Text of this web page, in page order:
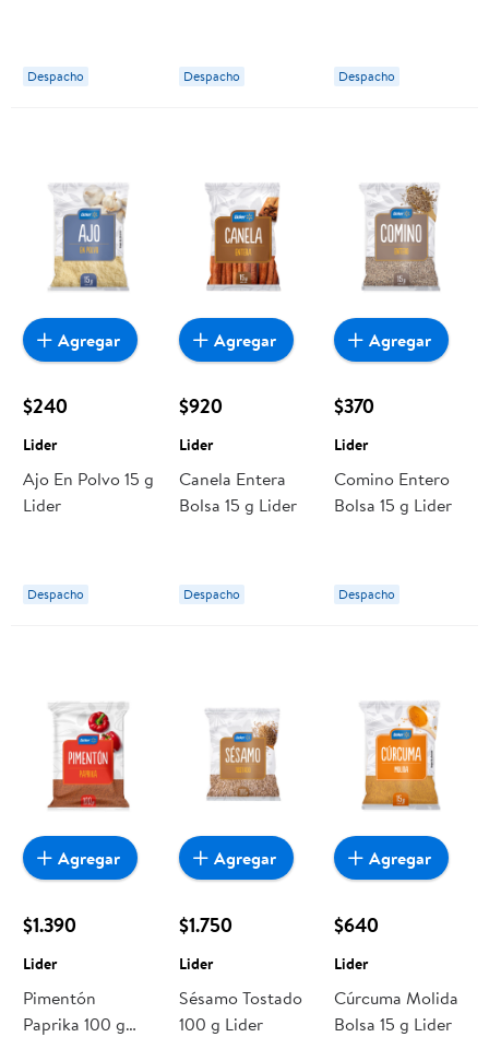
Despacho Despacho Despacho
$240
Lider
Ajo En Polvo 15 g
Lider
Despacho
Agregar
$920
Lider
Canela Entera
Bolsa 15 g Lider
Despacho
Agregar
$370
Lider
Comino Entero
Bolsa 15 g Lider
Despacho
Agregar
$1.390
Lider
Pimentón
Paprika 100 g
Agregar
$1.750
Lider
Sésamo Tostado
100 g Lider
Agregar
$640
Lider
Cúrcuma Molida
Bolsa 15 g Lider
Agregar